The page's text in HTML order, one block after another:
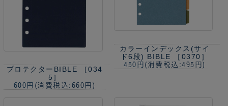
プロテクターBIBLE ［034
5］
600円 (消費税込:660円)
カラーインデックス(サイ
ド6段) BIBLE ［0370］
450円 (消費税込:495円)